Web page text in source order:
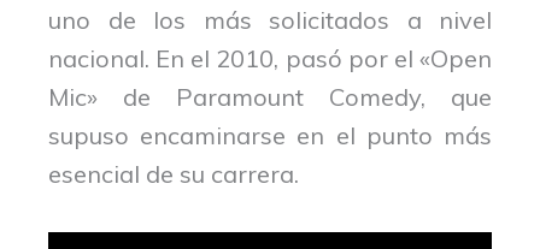
uno de los más solicitados a nivel
nacional. En el 2010, pasó por el «Open
Mic» de Paramount Comedy, que
supuso encaminarse en el punto más
esencial de su carrera.